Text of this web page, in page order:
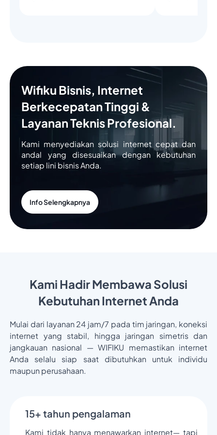
Wifiku Bisnis, Internet
Berkecepatan Tinggi &
Layanan Teknis Profesional.
Kami menyediakan solusi internet cepat dan
andal yang disesuaikan dengan kebutuhan
setiap lini bisnis Anda.
Info Selengkapnya
Kami Hadir Membawa Solusi
Kebutuhan Internet Anda
Mulai dari layanan 24 jam/7 pada tim jaringan, koneksi
internet yang stabil, hingga jaringan simetris dan
jangkauan nasional — WIFIKU memastikan internet
Anda selalu siap saat dibutuhkan untuk individu
maupun perusahaan.
15+ tahun pengalaman
Kami tidak hanya menawarkan internet— tapi